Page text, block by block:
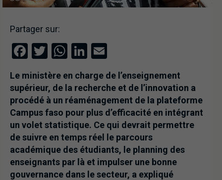
Partager sur:
Facebook
Twitter
WhatsApp
LinkedIn
Le ministère en charge de l’enseignement
supérieur, de la recherche et de l’innovation a
procédé à un réaménagement de la plateforme
Campus faso pour plus d’efficacité en intégrant
un volet statistique. Ce qui devrait permettre
de suivre en temps réel le parcours
académique des étudiants, le planning des
enseignants par là et impulser une bonne
gouvernance dans le secteur, a expliqué